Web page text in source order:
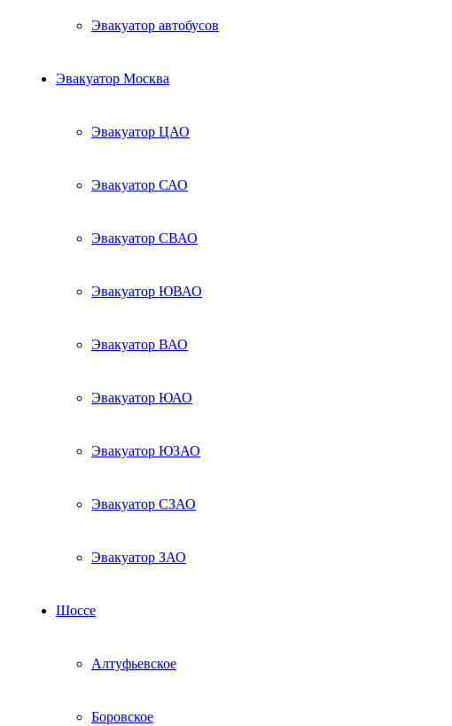
Эвакуатор автобусов
Эвакуатор Москва
Эвакуатор ЦАО
Эвакуатор САО
Эвакуатор СВАО
Эвакуатор ЮВАО
Эвакуатор ВАО
Эвакуатор ЮАО
Эвакуатор ЮЗАО
Эвакуатор СЗАО
Эвакуатор ЗАО
Шоссе
Алтуфьевское
Боровское